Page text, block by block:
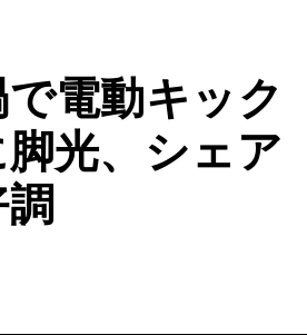
電動キック
光、シェア